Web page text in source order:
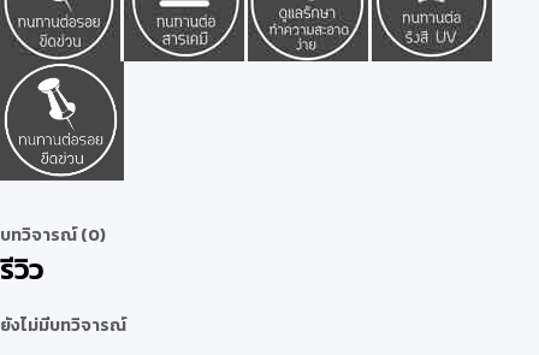
บทวิจารณ์ (0)
รีวิว
ยังไม่มีบทวิจารณ์